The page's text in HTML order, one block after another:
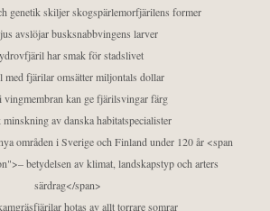
genetik skiljer skogspärlemorfjärilens former
avslöjar busksnabbvingens larver
har smak för stadslivet
med fjärilar omsätter miljontals dollar
vingmembran kan ge fjärilsvingar färg
av danska habitatspecialister
områden i Sverige och Finland under 120 år <span
betydelsen av klimat, landskapstyp och arters
särdrag</span>
hotas av allt torrare somrar